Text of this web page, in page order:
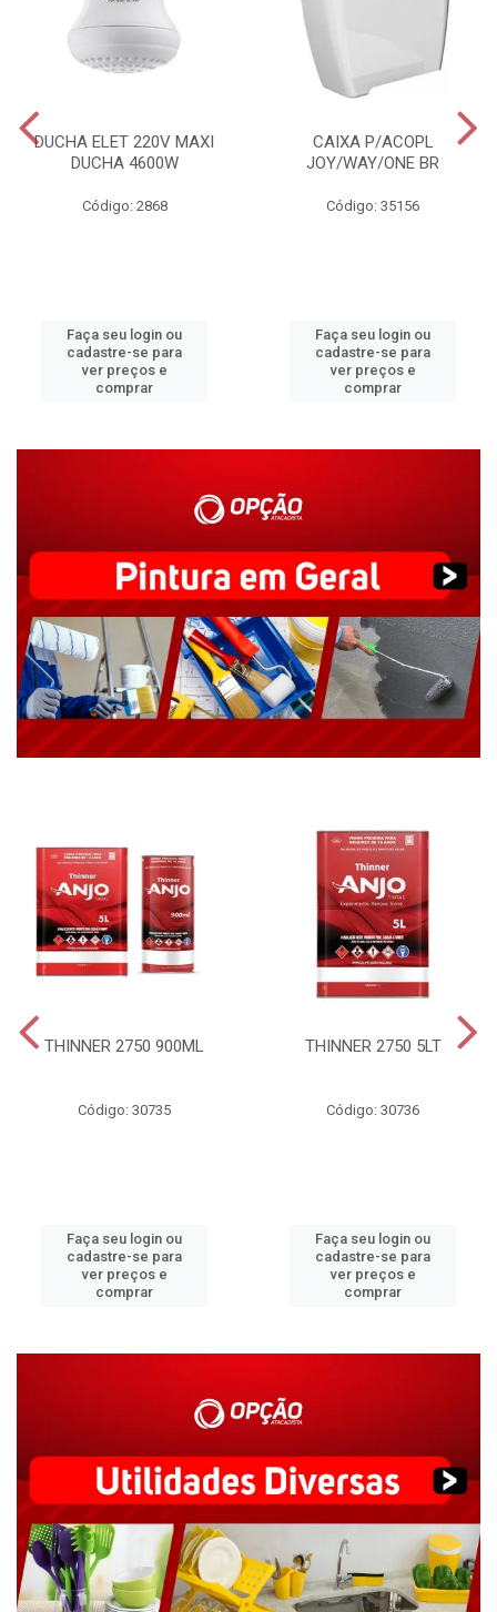
DUCHA ELET 220V MAXI
DUCHA 4600W
Código: 2868
Faça seu login ou
cadastre-se para
ver preços e
comprar
CAIXA P/ACOPL
JOY/WAY/ONE BR
Código: 35156
Faça seu login ou
cadastre-se para
ver preços e
comprar
THINNER 2750 900ML
Código: 30735
Faça seu login ou
cadastre-se para
ver preços e
comprar
THINNER 2750 5LT
Código: 30736
Faça seu login ou
cadastre-se para
ver preços e
comprar